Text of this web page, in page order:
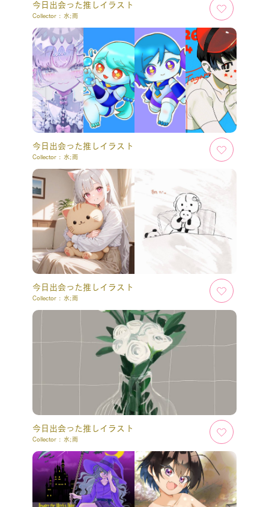
今日出会った推しイラスト
Collector : 水;雨
今日出会った推しイラスト
Collector : 水;雨
今日出会った推しイラスト
Collector : 水;雨
今日出会った推しイラスト
Collector : 水;雨